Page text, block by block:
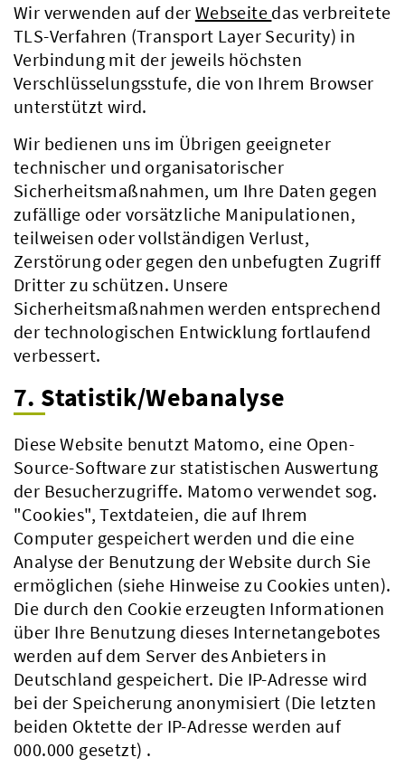
Wir verwenden auf der Webseite das verbreitete
TLS-Verfahren (Transport Layer Security) in
Verbindung mit der jeweils höchsten
Verschlüsselungsstufe, die von Ihrem Browser
unterstützt wird.
Wir bedienen uns im Übrigen geeigneter
technischer und organisatorischer
Sicherheitsmaßnahmen, um Ihre Daten gegen
zufällige oder vorsätzliche Manipulationen,
teilweisen oder vollständigen Verlust,
Zerstörung oder gegen den unbefugten Zugriff
Dritter zu schützen. Unsere
Sicherheitsmaßnahmen werden entsprechend
der technologischen Entwicklung fortlaufend
verbessert.
7. Statistik/Webanalyse
Diese Website benutzt Matomo, eine Open-
Source-Software zur statistischen Auswertung
der Besucherzugriffe. Matomo verwendet sog.
"Cookies", Textdateien, die auf Ihrem
Computer gespeichert werden und die eine
Analyse der Benutzung der Website durch Sie
ermöglichen (siehe Hinweise zu Cookies unten).
Die durch den Cookie erzeugten Informationen
über Ihre Benutzung dieses Internetangebotes
werden auf dem Server des Anbieters in
Deutschland gespeichert. Die IP-Adresse wird
bei der Speicherung anonymisiert (Die letzten
beiden Oktette der IP-Adresse werden auf
000.000 gesetzt) .